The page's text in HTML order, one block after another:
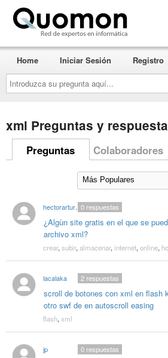
Introduzca
su
pregunta
aquí...
Home Iniciar Sesión Registro
xml Preguntas y
Preguntas Colaboradores
hectorarturoazuz
¿Algùn site gratis en el que se
archivo xml?
0respuestas
crear, subir, almacenar, internet, online,
lacalaka
scroll de botones con xml en flash
otro swf de en autoscroll easing
2respuestas
flash, xml
jp 0respuestas